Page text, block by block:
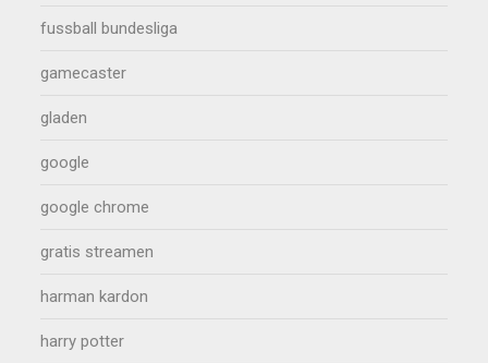
fussball bundesliga
gamecaster
gladen
google
google chrome
gratis streamen
harman kardon
harry potter